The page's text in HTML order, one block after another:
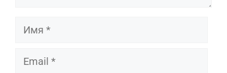
Имя
Email